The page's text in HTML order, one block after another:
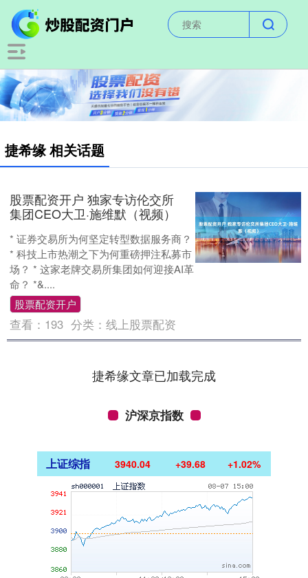
捷希缘 相关话题
股票配资开户 独家专访伦交所
集团CEO大卫·施维默（视频）
* 证券交易所为何坚定转型数据服务商？
* 科技上市热潮之下为何重磅押注私募市
场？ * 这家老牌交易所集团如何迎接AI革
命？ *&....
股票配资开户
查看： 193 分类：线上股票配资
捷希缘文章已加载完成
沪深京指数
上证综指 3940.04 +39.68 +1.02%